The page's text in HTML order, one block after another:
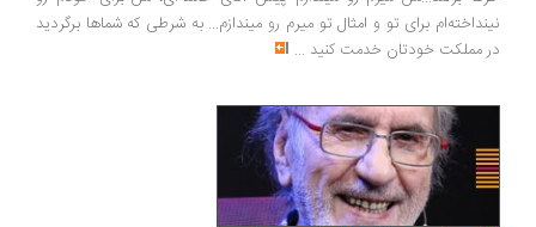
برای تو و امثال تو میرم رو میندازم... به شرطی که شماها برگردید
مملکت خودتان خدمت کنید...